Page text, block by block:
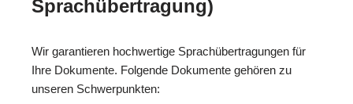
Sprachübertragung)
Wir garantieren hochwertige Sprachübertragungen für
Ihre Dokumente. Folgende Dokumente gehören zu
unseren Schwerpunkten: